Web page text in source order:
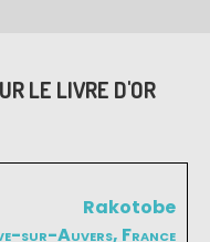
LE LIVRE D'OR
Rakotobe
sur-Auvers, France